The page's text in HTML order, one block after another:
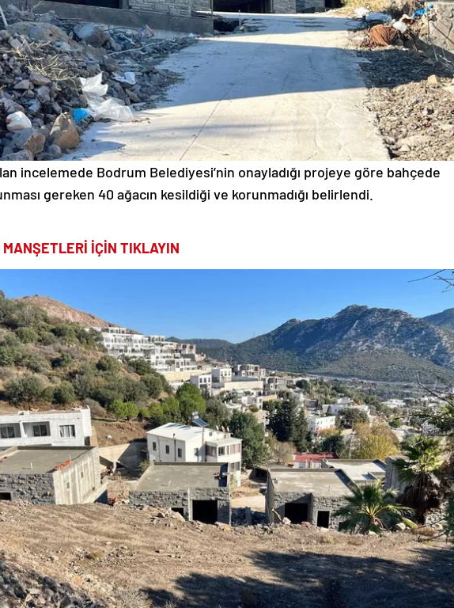
incelemede Bodrum Belediyesi’nin onayladığı projeye göre bahçede
gereken 40 ağacın kesildiği ve korunmadığı belirlendi.
MANŞETLERİ İÇİN TIKLAYIN